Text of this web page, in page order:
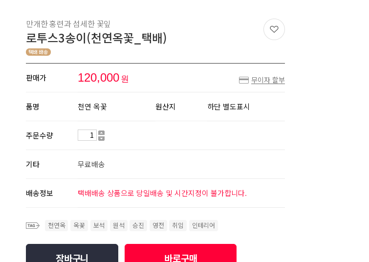
만개한 홍련과 섬세한 꽃잎
로투스3송이(천연옥꽃_택배)
판매가 120,000 원 무이자 할부
품명 천연 옥꽃 원산지 하단 별도표시
주문수량
기타 무료배송
배송정보 택배배송 상품으로 당일배송 및 시간지정이 불가합니다.
천연옥 옥꽃 보석 원석 승진 영전 취임 인테리어
장바구니 바로구매